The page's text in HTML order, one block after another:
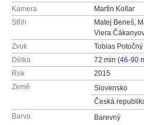
Kamera
Martin Kollar
Střih
Matej Beneš,
Viera
Zvuk
Tobias Potočný
Délka
72 min (46-90
Rok
2015
Země
Slovensko
Česká
Barva
Barevný